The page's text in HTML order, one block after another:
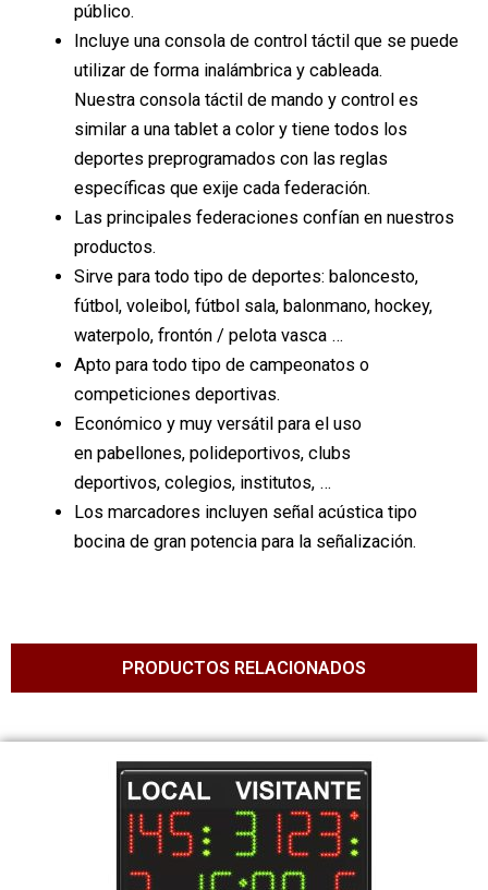
público.
Incluye una consola de control táctil que se puede
utilizar de forma inalámbrica y cableada.
Nuestra consola táctil de mando y control es
similar a una tablet a color y tiene todos los
deportes preprogramados con las reglas
específicas que exije cada federación.
Las principales federaciones confían en nuestros
productos.
Sirve para todo tipo de deportes: baloncesto,
fútbol, voleibol, fútbol sala, balonmano, hockey,
waterpolo, frontón / pelota vasca …
Apto para todo tipo de campeonatos o
competiciones deportivas.
Económico y muy versátil para el uso
en pabellones, polideportivos, clubs
deportivos, colegios, institutos, …
Los marcadores incluyen señal acústica tipo
bocina de gran potencia para la señalización.
PRODUCTOS RELACIONADOS